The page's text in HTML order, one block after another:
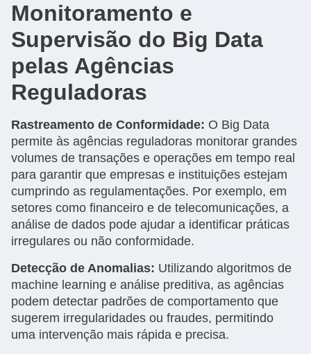
Monitoramento e
Supervisão do Big Data
pelas Agências
Reguladoras
Rastreamento de Conformidade: O Big Data
permite às agências reguladoras monitorar grandes
volumes de transações e operações em tempo real
para garantir que empresas e instituições estejam
cumprindo as regulamentações. Por exemplo, em
setores como financeiro e de telecomunicações, a
análise de dados pode ajudar a identificar práticas
irregulares ou não conformidade.
Detecção de Anomalias: Utilizando algoritmos de
machine learning e análise preditiva, as agências
podem detectar padrões de comportamento que
sugerem irregularidades ou fraudes, permitindo
uma intervenção mais rápida e precisa.